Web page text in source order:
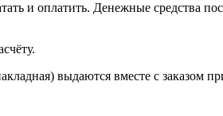
и оплатить. Денежные средства
выдаются вместе с заказом